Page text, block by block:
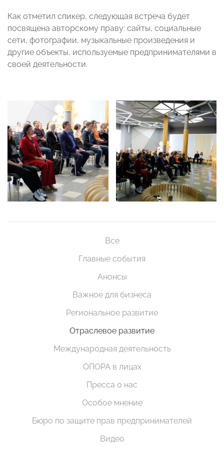
Как отметил спикер, следующая встреча будет
посвящена авторскому праву: сайты, социальные
сети, фотографии, музыкальные произведения и
другие объекты, используемые предпринимателями в
своей деятельности.
Все
Главные события
Анонсы
Важное для бизнеса
Региональное развитие
Отраслевое развитие
Международная деятельность
ОПОРА в лицах
Пресса о нас
Особое мнение
Бюро по защите прав предпринимателей
Видео